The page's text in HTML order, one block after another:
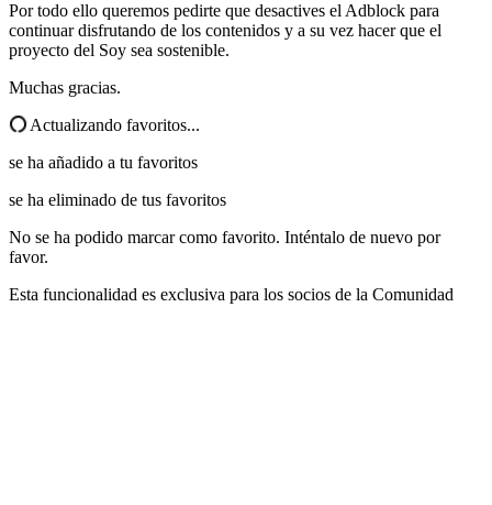
Por todo ello queremos pedirte que desactives el Adblock para
continuar disfrutando de los contenidos y a su vez hacer que el
proyecto del Soy sea sostenible.
Muchas gracias.
Actualizando favoritos...
se ha añadido a tu favoritos
se ha eliminado de tus favoritos
No se ha podido marcar como favorito. Inténtalo de nuevo por
favor.
Esta funcionalidad es exclusiva para los socios de la Comunidad